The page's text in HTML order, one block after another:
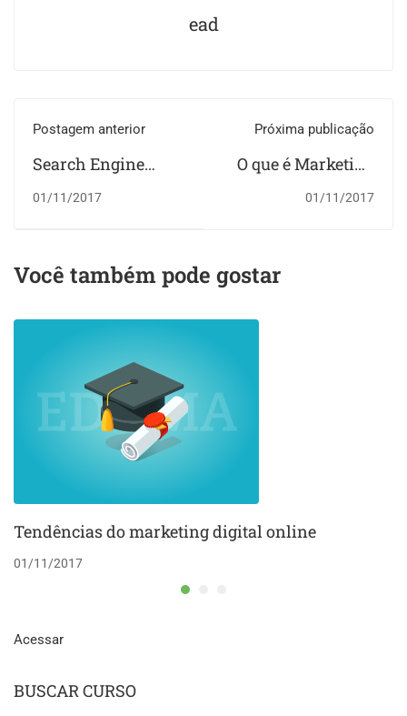
ead
Postagem anterior
Search Engine
Optimization(SEO)
01/11/2017
Próxima publicação
O que é Marketing
nas Redes Sociais?
01/11/2017
Você também pode gostar
Tendências do marketing digital online
01/11/2017
Acessar
BUSCAR CURSO